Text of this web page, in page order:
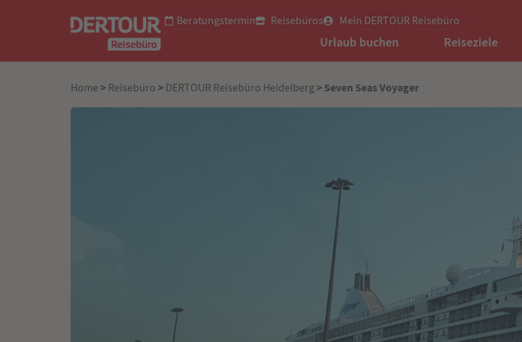
Beratungstermin Reisebüros Mein DERTOUR Reisebüro
Urlaub buchen Reiseziele
Home > Reisebüro > DERTOUR Reisebüro Heidelberg > Seven Seas Voyager